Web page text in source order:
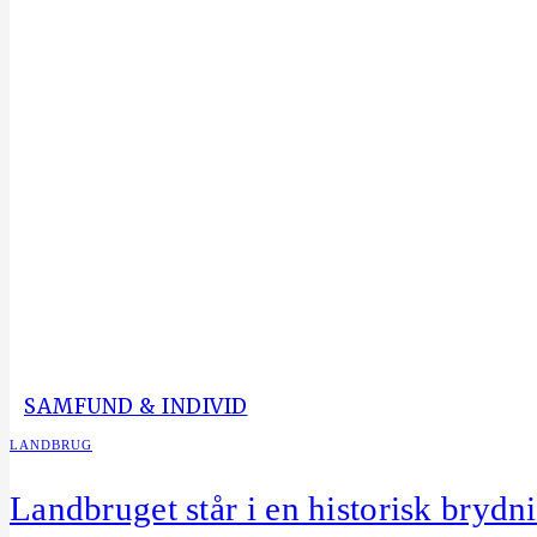
SAMFUND & INDIVID
LANDBRUG
Landbruget står i en historisk